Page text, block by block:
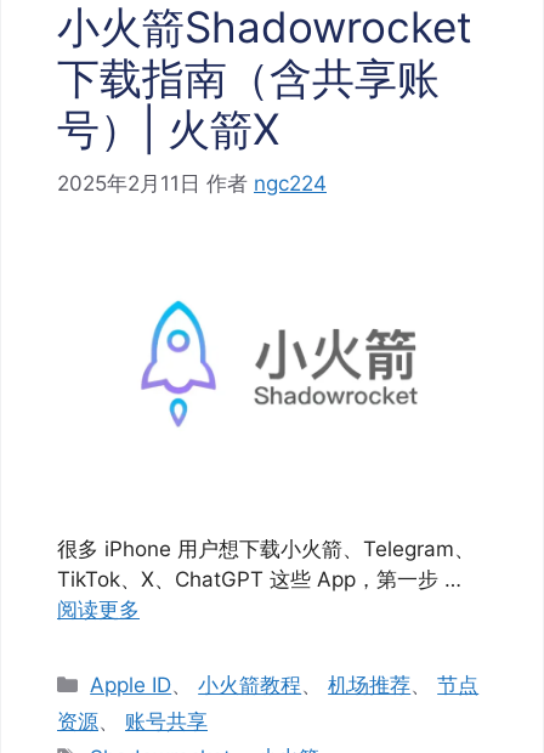
小火箭Shadowrocket
下载指南（含共享账
号）| 火箭X
2025年2月11日 作者 ngc224
很多 iPhone 用户想下载小火箭、Telegram、
TikTok、X、ChatGPT 这些 App，第一步 …
阅读更多
分
类
Apple ID、小火箭教程、机场推荐、节点
资源、 账号共享